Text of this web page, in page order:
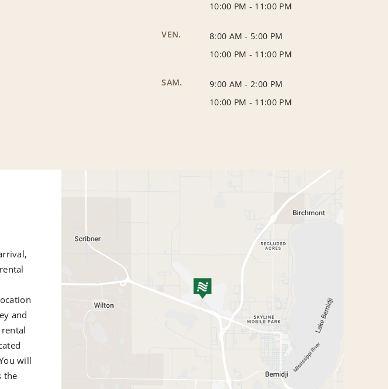
10:00 PM - 11:00 PM
VEN. 8:00 AM - 5:00 PM
10:00 PM - 11:00 PM
SAM. 9:00 AM -2:00 PM
10:00 PM - 11:00 PM
and
will
the